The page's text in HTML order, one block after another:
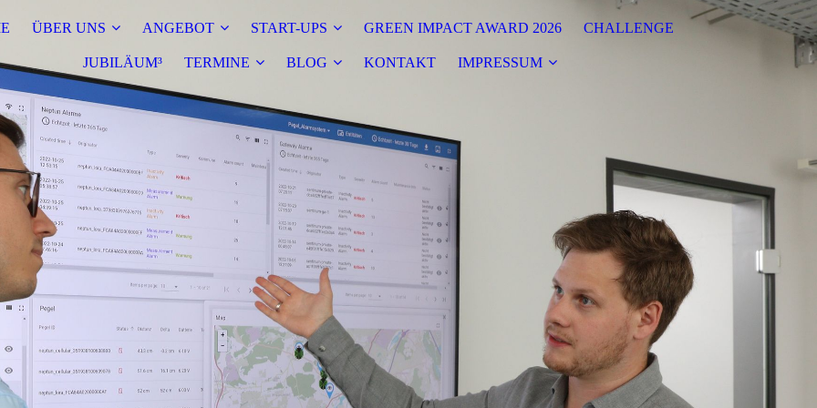
ÜBER UNS ANGEBOT START-UPS GREEN IMPACT AWARD 2026 CHALLENGE
JUBILÄUM³ TERMINE BLOG KONTAKT IMPRESSUM